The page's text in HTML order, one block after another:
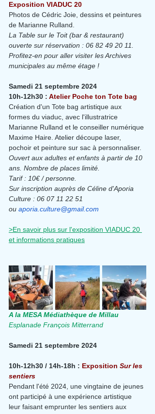
Exposition VIADUC 20
Photos de Cédric Joie, dessins et peintures
de Marianne Rulland.
La Table sur le Toit (bar & restaurant)
ouverte sur réservation : 06 82 49 20 11.
Profitez-en pour aller visiter les Archives
municipales au même étage !
Samedi 21 septembre 2024
10h-12h30 : Atelier Poche ton Tote bag
Création d'un Tote bag artistique aux
formes du viaduc, avec l'illustratrice
Marianne Rulland et le conseiller numérique
Maxime Haire. Atelier découpe laser,
pochoir et peinture sur sac à personnaliser.
Ouvert aux adultes et enfants à partir de 10
ans. Nombre de places limité.
Tarif : 10€ / personne.
Sur inscription auprès de Céline d'Aporia
Culture : 06 07 11 22 51
ou aporia.culture@gmail.com
>En savoir plus sur l'exposition VIADUC 20
et informations pratiques
A la MESA Médiathèque de Millau
Esplanade François Mitterrand
Samedi 21 septembre 2024
10h-12h30 / 14h-18h : Exposition Sur les
sentiers
Pendant l'été 2024, une vingtaine de jeunes
ont participé à une expérience artistique
leur faisant emprunter les sentiers aux